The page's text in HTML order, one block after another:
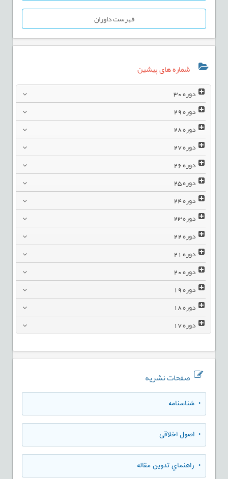
فهرست داوران
شماره های پیشین
دوره30
دوره29
دوره28
دوره27
دوره26
دوره25
دوره24
دوره23
دوره22
دوره21
دوره20
دوره19
دوره18
دوره17
صفحات نشریه
• شناسنامه
• اصول اخلاقی
• راهنماي تدوين مقاله